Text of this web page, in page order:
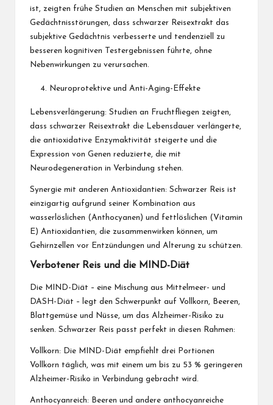
ist, zeigten frühe Studien an Menschen mit subjektiven
Gedächtnisstörungen, dass schwarzer Reisextrakt das
subjektive Gedächtnis verbesserte und tendenziell zu
besseren kognitiven Testergebnissen führte, ohne
Nebenwirkungen zu verursachen.
Neuroprotektive und Anti-Aging-Effekte
Lebensverlängerung: Studien an Fruchtfliegen zeigten,
dass schwarzer Reisextrakt die Lebensdauer verlängerte,
die antioxidative Enzymaktivität steigerte und die
Expression von Genen reduzierte, die mit
Neurodegeneration in Verbindung stehen.
Synergie mit anderen Antioxidantien: Schwarzer Reis ist
einzigartig aufgrund seiner Kombination aus
wasserlöslichen (Anthocyanen) und fettlöslichen (Vitamin
E) Antioxidantien, die zusammenwirken können, um
Gehirnzellen vor Entzündungen und Alterung zu schützen.
Verbotener Reis und die MIND-Diät
Die MIND-Diät – eine Mischung aus Mittelmeer- und
DASH-Diät – legt den Schwerpunkt auf Vollkorn, Beeren,
Blattgemüse und Nüsse, um das Alzheimer-Risiko zu
senken. Schwarzer Reis passt perfekt in diesen Rahmen:
Vollkorn: Die MIND-Diät empfiehlt drei Portionen
Vollkorn täglich, was mit einem um bis zu 53 % geringeren
Alzheimer-Risiko in Verbindung gebracht wird.
Anthocyanreich: Beeren und andere anthocyanreiche